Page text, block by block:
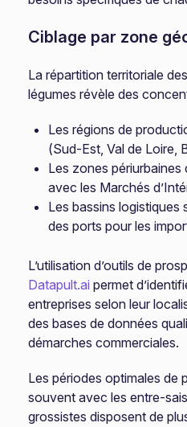
Ciblage par zone
La répartition territoriale
légumes révèle des
Les régions de
(Sud-Est, Val de Loire,
Les zones
avec les Marchés
Les bassins logistiques
des ports pour les
L’utilisation d’outils de
Datapult.ai permet
entreprises selon leur
des bases de données
démarches commerciales.
Les périodes optimales
souvent avec les entre-
grossistes disposent de